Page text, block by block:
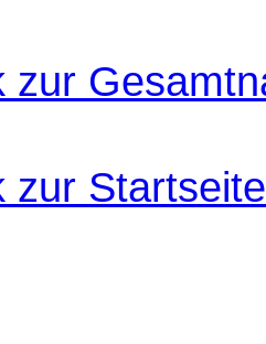
zur
zur Startseite